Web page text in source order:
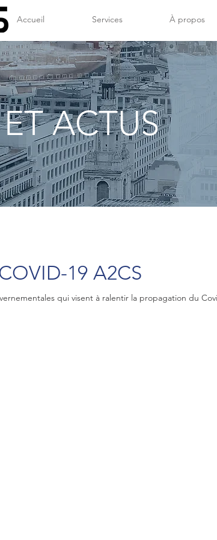
Accueil Services À propos
ACTUS
19 A2CS
qui visent à ralentir la propagation du